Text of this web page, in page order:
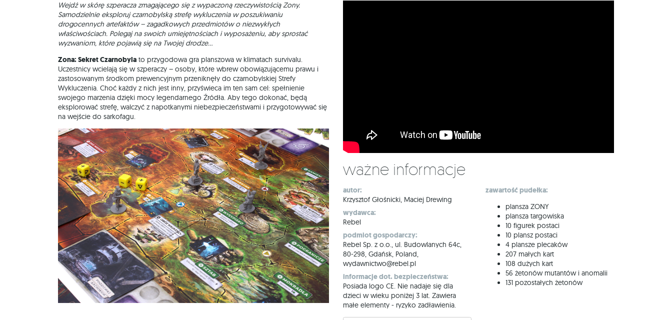
Wejdź w skórę szperacza zmagającego się z wypaczoną rzeczywistością Zony.
Samodzielnie eksploruj czarnobylską strefę wykluczenia w poszukiwaniu
drogocennych artefaktów – zagadkowych przedmiotów o niezwykłych
właściwościach. Polegaj na swoich umiejętnościach i wyposażeniu, aby sprostać
wyzwaniom, które pojawią się na Twojej drodze…
Zona: Sekret Czarnobyla to przygodowa gra planszowa w klimatach survivalu.
Uczestnicy wcielają się w szperaczy – osoby, które wbrew obowiązującemu prawu i
zastosowanym środkom prewencyjnym przeniknęły do czarnobylskiej Strefy
Wykluczenia. Choć każdy z nich jest inny, przyświeca im ten sam cel: spełnienie
swojego marzenia dzięki mocy legendarnego Źródła. Aby tego dokonać, będą
eksplorować strefę, walczyć z napotkanymi niebezpieczeństwami i przygotowywać się
na wejście do sarkofagu.
Ważne informacje
autor:
Krzysztof Głośnicki, Maciej Drewing
wydawca:
Rebel
podmiot gospodarczy:
Rebel Sp. z o.o., ul. Budowlanych 64c,
80-298, Gdańsk, Poland,
wydawnictwo@rebel.pl
informacje dot. bezpieczeństwa:
Posiada logo CE. Nie nadaje się dla
dzieci w wieku poniżej 3 lat. Zawiera
małe elementy - ryzyko zadławienia.
zawartość pudełka:
plansza ZONY
plansza targowiska
10 figurek postaci
10 plansz postaci
4 plansze plecaków
207 małych kart
108 dużych kart
56 żetonów mutantów i anomalii
131 pozostałych żetonów